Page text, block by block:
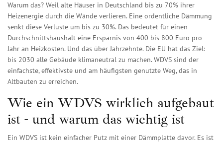
Warum das? Weil alte Häuser in Deutschland bis zu 70% ihrer
Heizenergie durch die Wände verlieren. Eine ordentliche Dämmung
senkt diese Verluste um bis zu 30%. Das bedeutet für einen
Durchschnittshaushalt eine Ersparnis von 400 bis 800 Euro pro
Jahr an Heizkosten. Und das über Jahrzehnte. Die EU hat das Ziel:
bis 2030 alle Gebäude klimaneutral zu machen. WDVS sind der
einfachste, effektivste und am häufigsten genutzte Weg, das in
Altbauten zu erreichen.
Wie ein WDVS wirklich aufgebaut
ist - und warum das wichtig ist
Ein WDVS ist kein einfacher Putz mit einer Dämmplatte davor. Es ist